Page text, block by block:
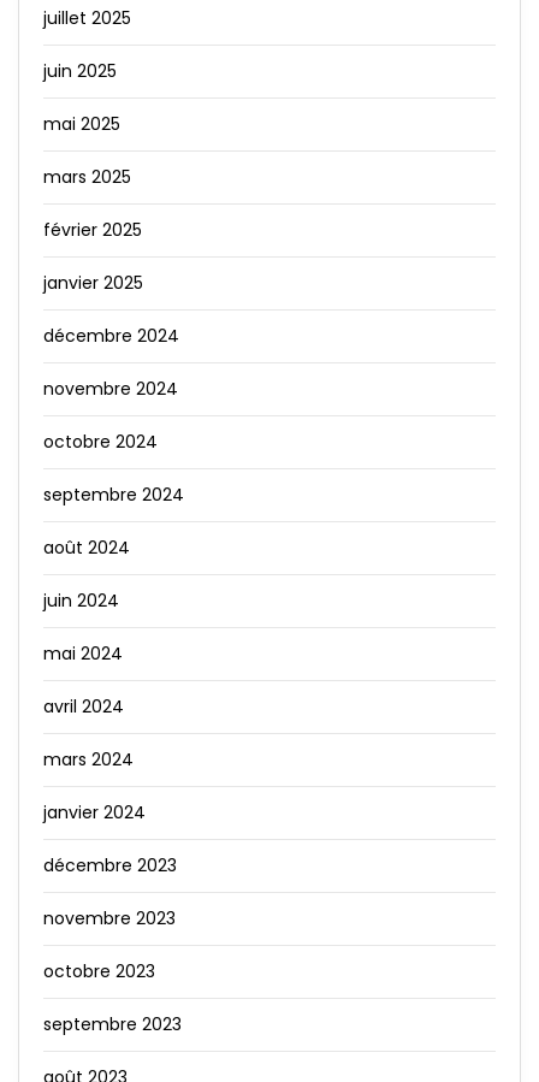
juillet 2025
juin 2025
mai 2025
mars 2025
février 2025
janvier 2025
décembre 2024
novembre 2024
octobre 2024
septembre 2024
août 2024
juin 2024
mai 2024
avril 2024
mars 2024
janvier 2024
décembre 2023
novembre 2023
octobre 2023
septembre 2023
août 2023